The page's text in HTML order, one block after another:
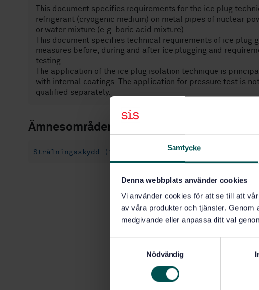
Samtycke
Denna webbplats använder cookies
Vi använder cookies för att se till att
av våra produkter och tjänster. Genom
medgivande eller anpassa ditt val
Nödvändig
This document specifies requirements for the ice plug
refrigerant (cryogenic medium) on metal pipes of nuclear
or water mixture (e.g. boric acid mixture).
This document specifies technical requirements of ice plug
measures before, during and after ice plugging and
testing.
The application of the ice plug isolation technique is
with internal coatings. The application for pressure test is
qualified separately.
Ämnesområden
Strålningsskydd (13.280) Kärnkraftanläggningar,